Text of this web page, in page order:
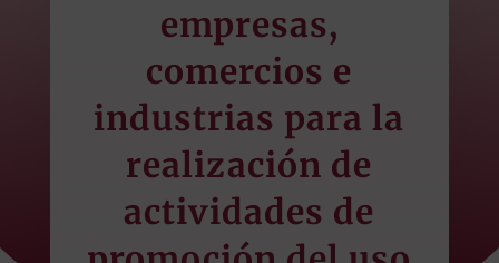
empresas,
comercios e
industrias para la
realización de
actividades de